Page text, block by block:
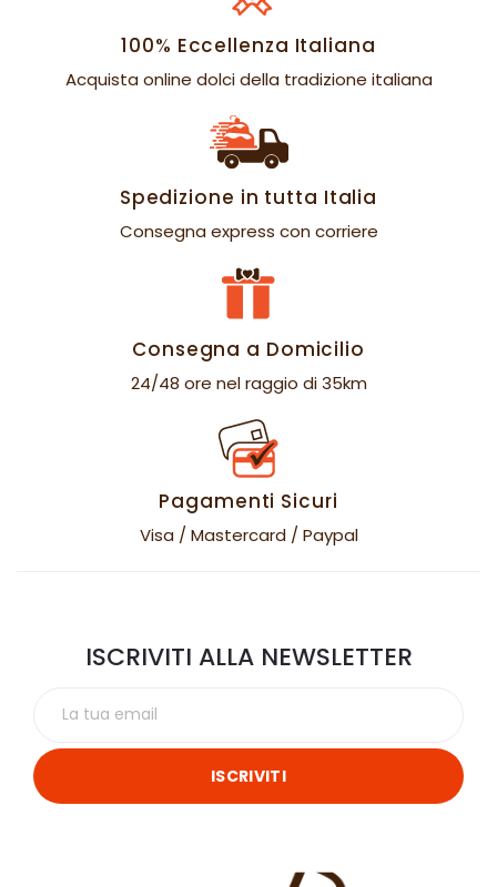
100% Eccellenza Italiana
Acquista online dolci della tradizione italiana
Spedizione in tutta Italia
Consegna express con corriere
Consegna a Domicilio
24/48 ore nel raggio di 35km
Pagamenti Sicuri
Visa / Mastercard / Paypal
ISCRIVITI ALLA NEWSLETTER
ISCRIVITI